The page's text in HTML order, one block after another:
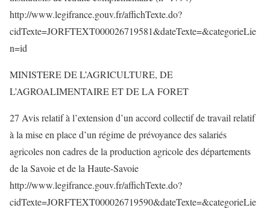
http://www.legifrance.gouv.fr/affichTexte.do?
cidTexte=JORFTEXT000026719581&dateTexte=&categorieLie
n=id
MINISTERE DE L’AGRICULTURE, DE
L’AGROALIMENTAIRE ET DE LA FORET
27 Avis relatif à l’extension d’un accord collectif de travail relatif
à la mise en place d’un régime de prévoyance des salariés
agricoles non cadres de la production agricole des départements
de la Savoie et de la Haute-Savoie
http://www.legifrance.gouv.fr/affichTexte.do?
cidTexte=JORFTEXT000026719590&dateTexte=&categorieLie